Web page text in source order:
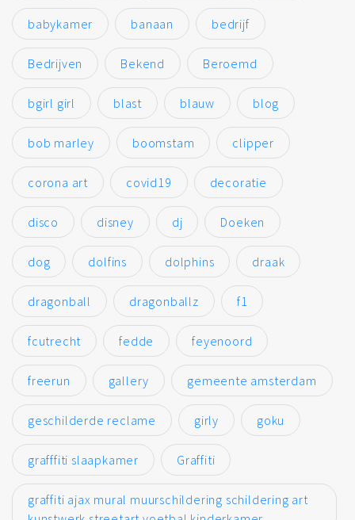
babykamer banaan bedrijf
Bedrijven Bekend Beroemd
bgirl girl blast blauw blog
bob marley boomstam clipper
corona art covid19 decoratie
disco disney dj Doeken
dog dolfins dolphins draak
dragonball dragonballz f1
fcutrecht fedde feyenoord
freerun gallery gemeente amsterdam
geschilderde reclame girly goku
grafffiti slaapkamer Graffiti
graffiti ajax mural muurschildering schildering art